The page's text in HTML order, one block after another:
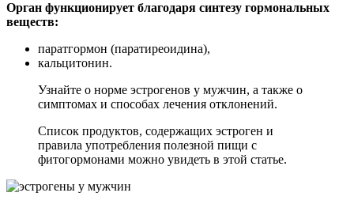
Орган функционирует благодаря синтезу гормональных
веществ:
паратгормон (паратиреоидина),
кальцитонин.
Узнайте о норме эстрогенов у мужчин, а также о
симптомах и способах лечения отклонений.
Список продуктов, содержащих эстроген и
правила употребления полезной пищи с
фитогормонами можно увидеть в этой статье.